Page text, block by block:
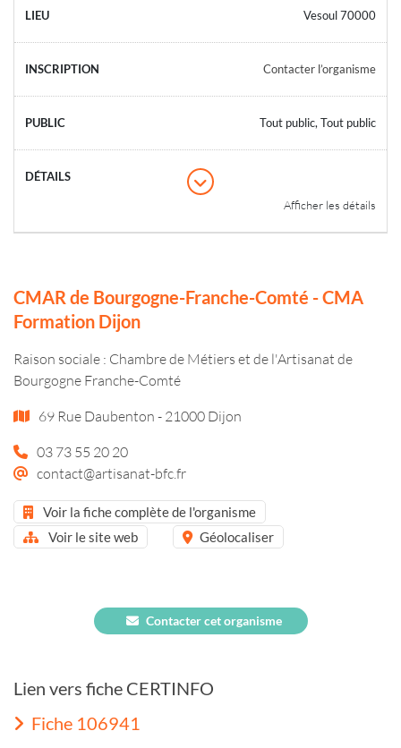
Vesoul 70000
Contacter l’organisme
Tout public, Tout public
Afficher les détails
CMAR de Bourgogne-Franche-Comté - CMA
Formation Dijon
Raison sociale : Chambre de Métiers et de l'Artisanat de
Bourgogne Franche-Comté
69 Rue Daubenton - 21000 Dijon
03 73 55 20 20
contact@artisanat-bfc.fr
Voir la fiche complète de l'organisme
Voir le site web
Géolocaliser
Contacter cet organisme
Lien vers fiche CERTINFO
Fiche 106941